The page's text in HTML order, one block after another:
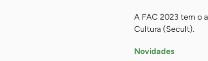
A FAC 2023 tem o
Cultura (Secult).
Novidades